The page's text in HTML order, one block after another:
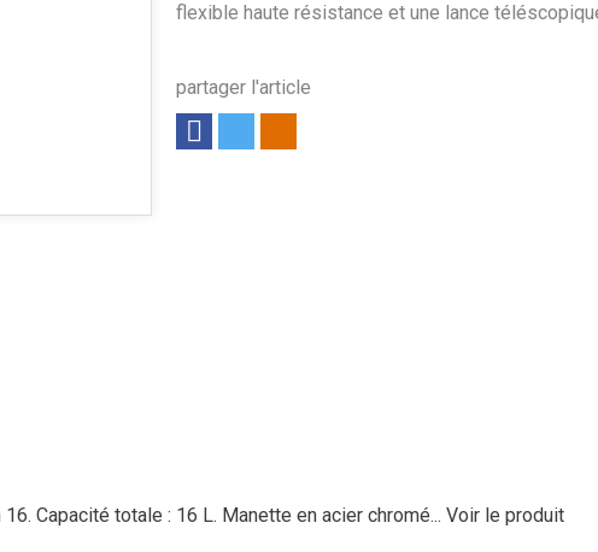
partager l'article
flexible haute résistance et une lance
Capacité totale : 16 L. Manette en acier chromé... Voir le produit